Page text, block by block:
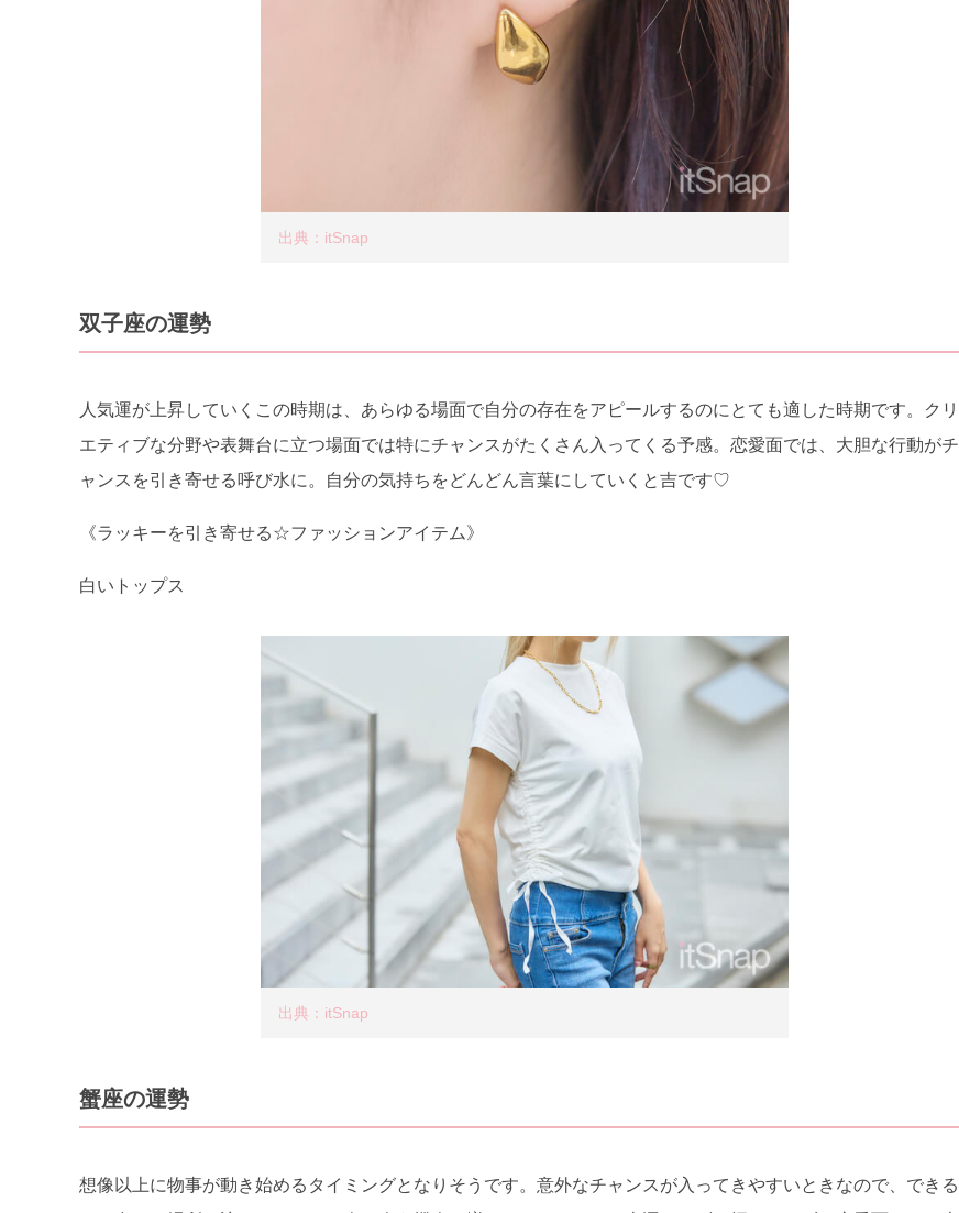
出典：itSnap
双子座の運勢
人気運が上昇していくこの時期は、あらゆる場面で自分の存在をアピールするのにとても適した時期です。クリ
エティブな分野や表舞台に立つ場面では特にチャンスがたくさん入ってくる予感。恋愛面では、大胆な行動がチ
ャンスを引き寄せる呼び水に。自分の気持ちをどんどん言葉にしていくと吉です♡
《ラッキーを引き寄せる☆ファッションアイテム》
白いトップス
出典：itSnap
蟹座の運勢
想像以上に物事が動き始めるタイミングとなりそうです。意外なチャンスが入ってきやすいときなので、できる